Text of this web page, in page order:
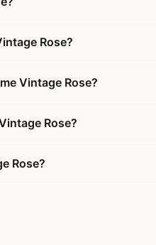
Rose?
Vintage Rose?
Rose?
Rose?